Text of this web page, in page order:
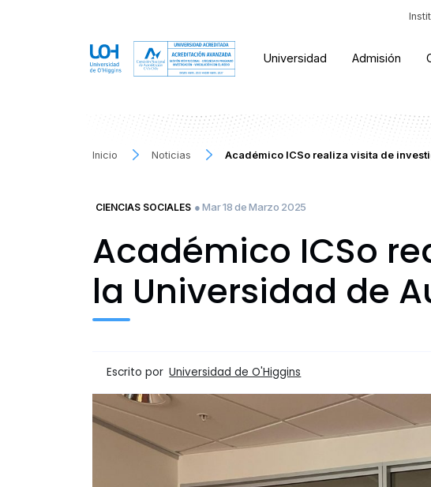
Universidad Admisión
Inicio Noticias Académico ICSo realiza visita de
CIENCIAS SOCIALES ● Mar 18 de Marzo 2025
Académico ICSo
la Universidad de
Escrito por Universidad de O'Higgins